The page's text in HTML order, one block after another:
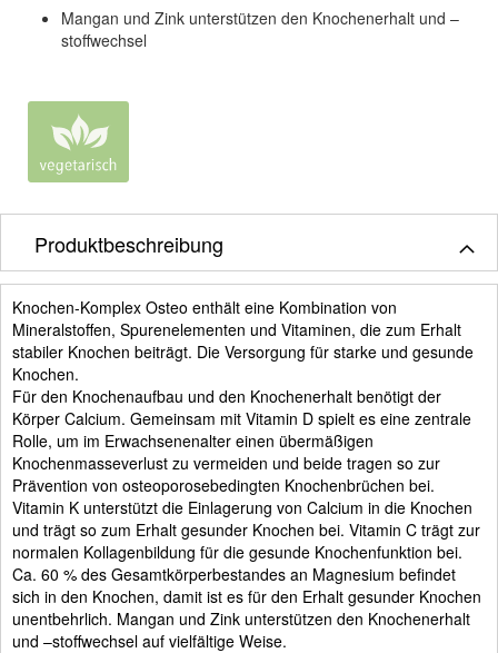
Mangan und Zink unterstützen den Knochenerhalt und –
stoffwechsel
Produktbeschreibung
Knochen-Komplex Osteo enthält eine Kombination von
Mineralstoffen, Spurenelementen und Vitaminen, die zum Erhalt
stabiler Knochen beiträgt. Die Versorgung für starke und gesunde
Knochen.
Für den Knochenaufbau und den Knochenerhalt benötigt der
Körper Calcium. Gemeinsam mit Vitamin D spielt es eine zentrale
Rolle, um im Erwachsenenalter einen übermäßigen
Knochenmasseverlust zu vermeiden und beide tragen so zur
Prävention von osteoporosebedingten Knochenbrüchen bei.
Vitamin K unterstützt die Einlagerung von Calcium in die Knochen
und trägt so zum Erhalt gesunder Knochen bei. Vitamin C trägt zur
normalen Kollagenbildung für die gesunde Knochenfunktion bei.
Ca. 60 % des Gesamtkörperbestandes an Magnesium befindet
sich in den Knochen, damit ist es für den Erhalt gesunder Knochen
unentbehrlich. Mangan und Zink unterstützen den Knochenerhalt
und –stoffwechsel auf vielfältige Weise.